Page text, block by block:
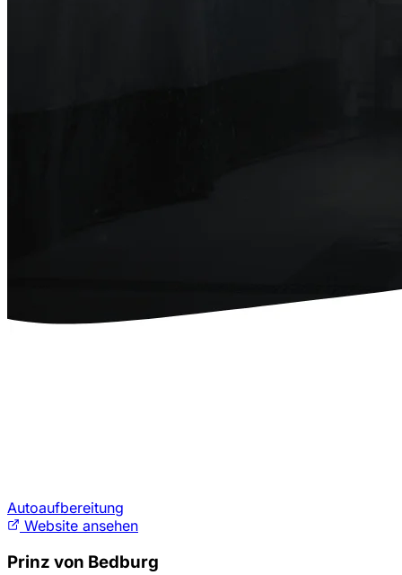
Autoaufbereitung
Website ansehen
Prinz von Bedburg